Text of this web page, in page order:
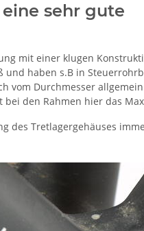
sehr gute
mit einer klugen
haben s.B in
vom Durchmesser
den Rahmen hier das
des Tretlagergehäuses